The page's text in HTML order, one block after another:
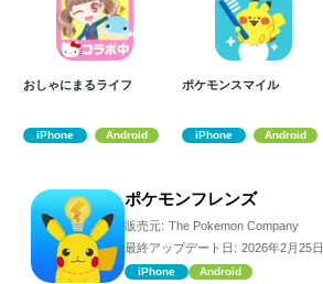
おしゃにまるライフ
iPhone Android
ポケモンスマイル
iPhone Android
ポケモンフレンズ
販売元: The Pokemon Company
最終アップデート日: 2026年2月25日
iPhone Android